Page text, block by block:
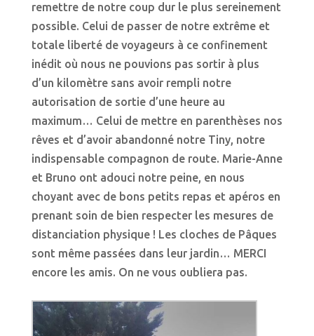
remettre de notre coup dur le plus sereinement
possible. Celui de passer de notre extrême et
totale liberté de voyageurs à ce confinement
inédit où nous ne pouvions pas sortir à plus
d’un kilomètre sans avoir rempli notre
autorisation de sortie d’une heure au
maximum… Celui de mettre en parenthèses nos
rêves et d’avoir abandonné notre Tiny, notre
indispensable compagnon de route. Marie-Anne
et Bruno ont adouci notre peine, en nous
choyant avec de bons petits repas et apéros en
prenant soin de bien respecter les mesures de
distanciation physique ! Les cloches de Pâques
sont même passées dans leur jardin… MERCI
encore les amis. On ne vous oubliera pas.